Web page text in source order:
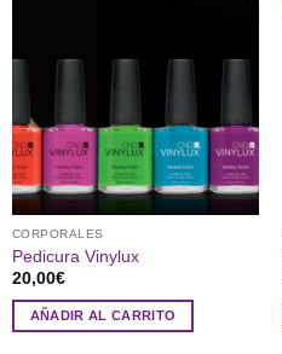
CORPORALES
Pedicura Vinylux
20,00€
AÑADIR AL CARRITO